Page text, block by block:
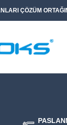
ÇÖZÜM